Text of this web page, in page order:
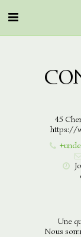
45
https://
Une
Nous